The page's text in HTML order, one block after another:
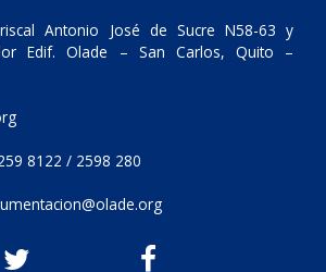
Antonio José de Sucre N58-63 y
Edif. Olade – San Carlos, Quito –
8122 / 2598 280